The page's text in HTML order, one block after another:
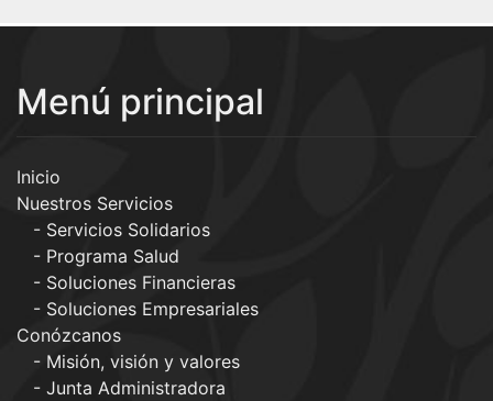
Menú principal
Inicio
Nuestros Servicios
Servicios Solidarios
Programa Salud
Soluciones Financieras
Soluciones Empresariales
Conózcanos
Misión, visión y valores
Junta Administradora